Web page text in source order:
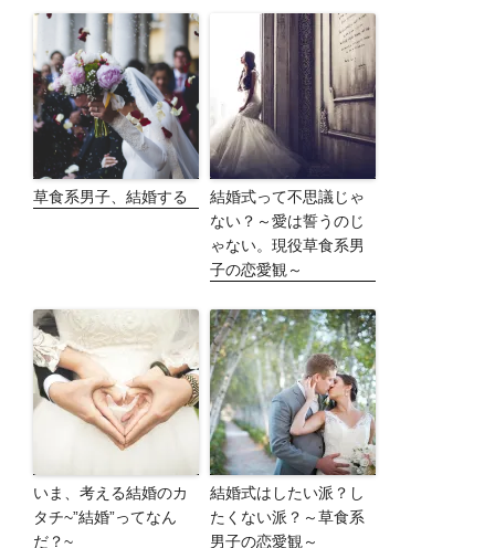
草食系男子、結婚する
結婚式って不思議じゃ
ない？～愛は誓うのじ
ゃない。現役草食系男
子の恋愛観～
いま、考える結婚のカ
タチ~”結婚”ってなん
だ？~
結婚式はしたい派？し
たくない派？～草食系
男子の恋愛観～